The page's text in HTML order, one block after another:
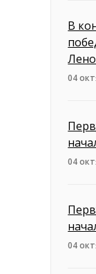
В
04
04
04